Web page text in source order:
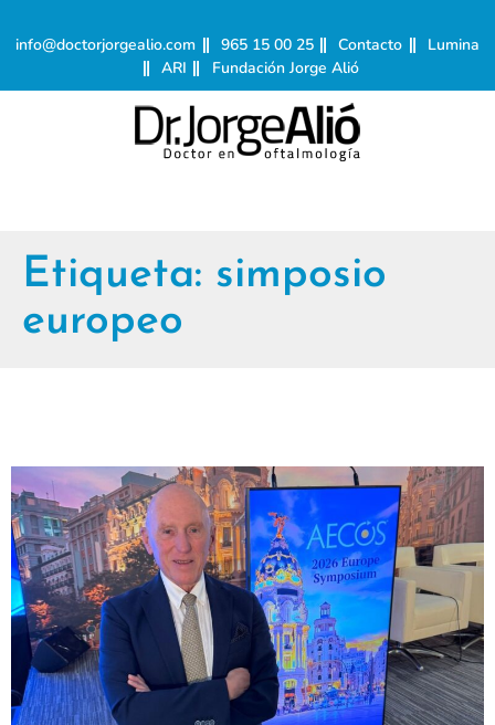
info@doctorjorgealio.com 965 15 00 25 Contacto
Lumina
ARI
Fundación Jorge Alió
Etiqueta: simposio
europeo